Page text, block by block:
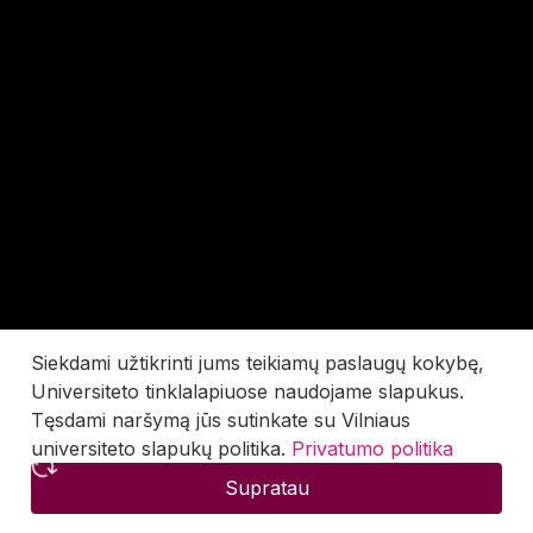
Siekdami užtikrinti jums teikiamų paslaugų kokybę,
Universiteto tinklalapiuose naudojame slapukus.
Tęsdami naršymą jūs sutinkate su Vilniaus
universiteto slapukų politika. Privatumo politika
Supratau